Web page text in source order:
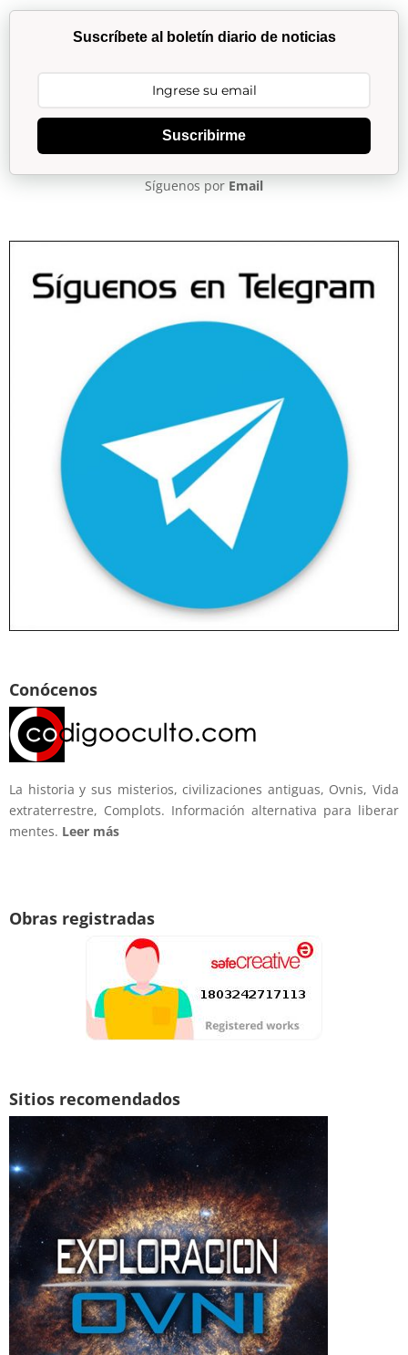
Suscríbete al boletín diario de noticias
Suscribirme
Síguenos por Email
Conócenos
La historia y sus misterios, civilizaciones antiguas, Ovnis, Vida
extraterrestre, Complots. Información alternativa para liberar
mentes. Leer más
Obras registradas
Sitios recomendados